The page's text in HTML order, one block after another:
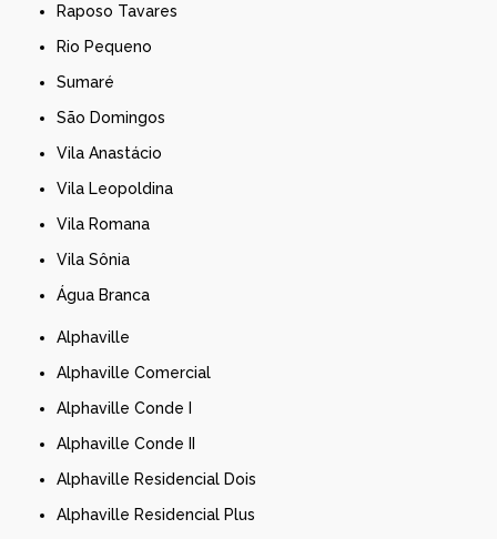
Raposo Tavares
Rio Pequeno
Sumaré
São Domingos
Vila Anastácio
Vila Leopoldina
Vila Romana
Vila Sônia
Água Branca
Alphaville
Alphaville Comercial
Alphaville Conde I
Alphaville Conde II
Alphaville Residencial Dois
Alphaville Residencial Plus